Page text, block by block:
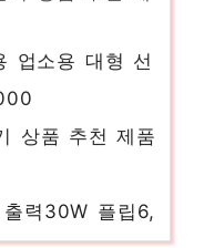
업소용 대형 선
상품 추천 제품
력30W 플립6,